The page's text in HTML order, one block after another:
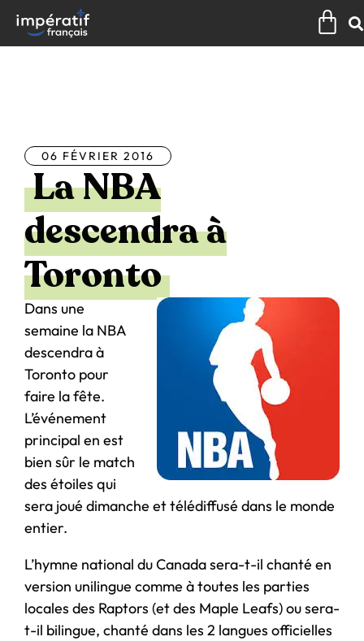
contenu
06 FÉVRIER 2016
La NBA
descendra à
Toronto
Dans une
semaine la NBA
descendra à
Toronto pour
faire la fête.
L’événement
principal en est
bien sûr le match
des étoiles qui
sera joué dimanche et télédiffusé dans le monde
entier.
L’hymne national du Canada sera-t-il chanté en
version unilingue comme à toutes les parties
locales des Raptors (et des Maple Leafs) ou sera-
t-il bilingue, chanté dans les 2 langues officielles